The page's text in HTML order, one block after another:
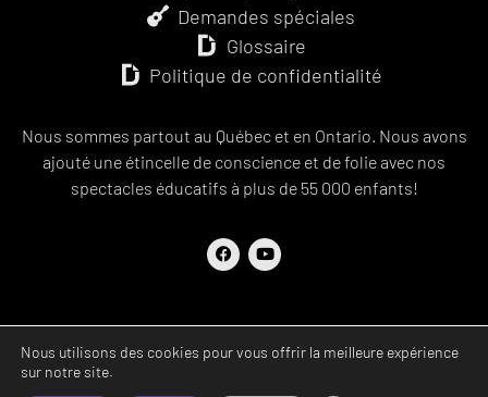
Demandes spéciales
Glossaire
Politique de confidentialité
Nous sommes partout au Québec et en Ontario. Nous avons
ajouté une étincelle de conscience et de folie avec nos
spectacles éducatifs à plus de 55 000 enfants!
Nous utilisons des cookies pour vous offrir la meilleure expérience
sur notre site.